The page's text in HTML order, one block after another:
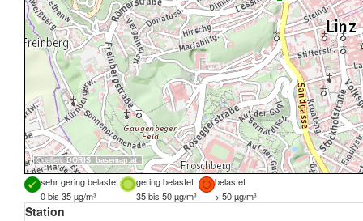
Quellen:DORIS, basemap.at
sehr gering belastet gering belastet
belastet
0 bis 35 µg/m³
35 bis 50 µg/m³ > 50 µg/m³
Station